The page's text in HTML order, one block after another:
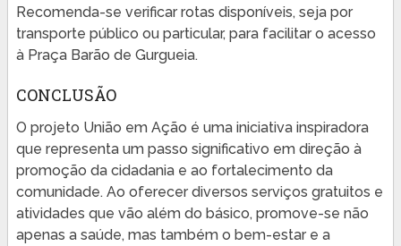
Recomenda-se verificar rotas disponíveis, seja por
transporte público ou particular, para facilitar o acesso
à Praça Barão de Gurgueia.
CONCLUSÃO
O projeto União em Ação é uma iniciativa inspiradora
que representa um passo significativo em direção à
promoção da cidadania e ao fortalecimento da
comunidade. Ao oferecer diversos serviços gratuitos e
atividades que vão além do básico, promove-se não
apenas a saúde, mas também o bem-estar e a